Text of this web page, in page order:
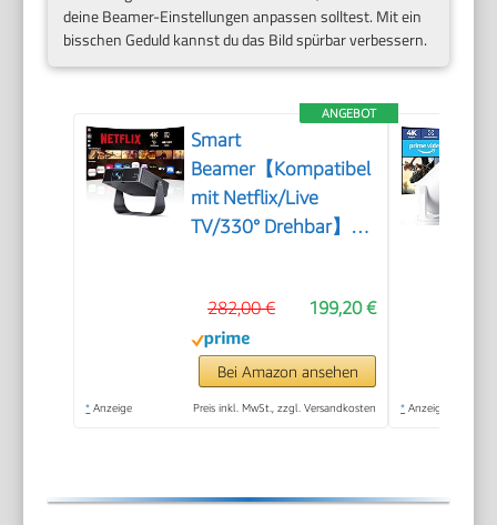
deine Beamer-Einstellungen anpassen solltest. Mit ein
bisschen Geduld kannst du das Bild spürbar verbessern.
ANGEBOT
Smart
Beamer【Kompatibel
mit Netflix/Live
TV/330° Drehbar】
Trapezkorrektur, Mini
Projector 4K 1080P
Full HD WiFi6 &
Bluetooth
199,20 €
282,00 €
Bei Amazon ansehen
* Anzeige Preis inkl. MwSt., zzgl. Versandkosten * Anzeige